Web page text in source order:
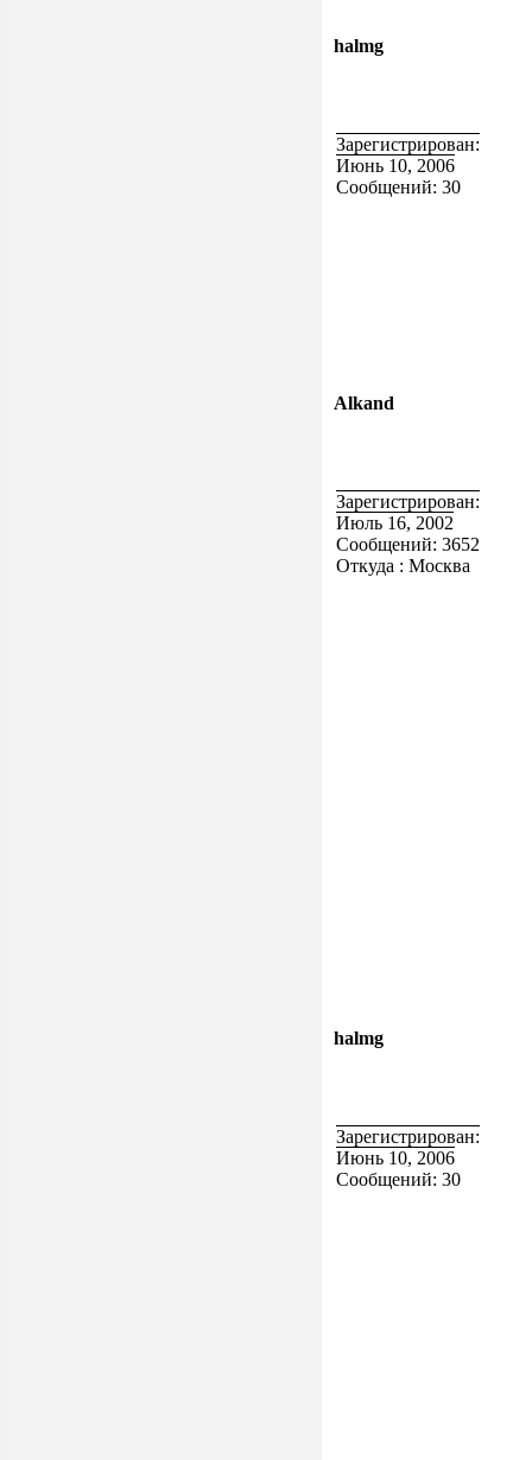
halmg
Зарегистрирован:
Июнь 10, 2006
Сообщений: 30
Alkand
Зарегистрирован:
Июль 16, 2002
Сообщений: 3652
Откуда : Москва
halmg
Зарегистрирован:
Июнь 10, 2006
Сообщений: 30